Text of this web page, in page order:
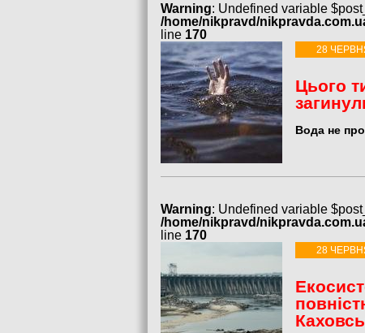
Warning: Undefined variable
/home/nikpravd/
line 170
28
Цього
Вода не
Warning: Undefined variable
/home/nikpravd/
line 170
28